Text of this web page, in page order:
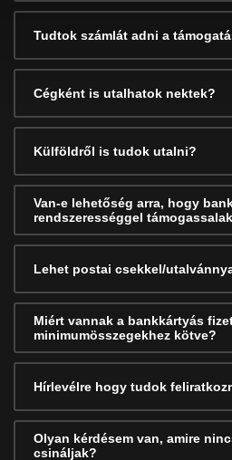
Tudtok számlát adni a
Cégként is utalhatok nektek?
Külföldről is tudok utalni?
Van-e lehetőség arra, hogy
rendszerességgel
Lehet postai csekkel/
Miért vannak a bankkártyás
minimumösszegekhez kötve?
Hírlevélre hogy tudok
Olyan kérdésem van, amire
csináljak?